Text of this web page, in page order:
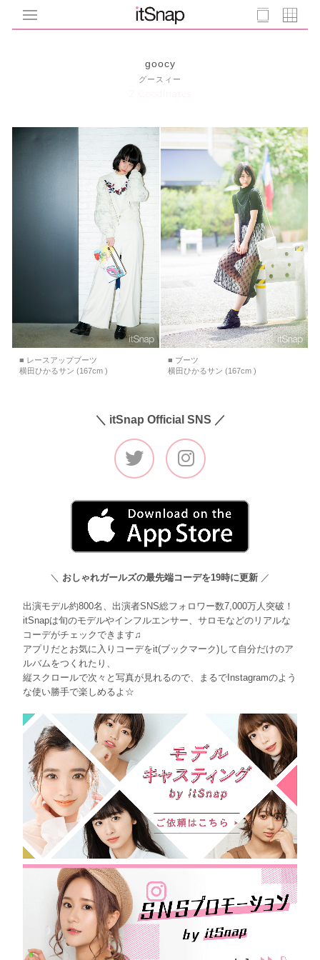
goocy
グースィー
2 Coodinates
■ レースアップブーツ
横田ひかるサン (167cm )
■ ブーツ
横田ひかるサン (167cm )
＼ itSnap Official SNS ／
＼ おしゃれガールズの最先端コーデを19時に更新 ／
出演モデル約800名、出演者SNS総フォロワー数7,000万人突破！
itSnapは旬のモデルやインフルエンサー、サロモなどのリアルな
コーデがチェックできます♫
アプリだとお気に入りコーデをit(ブックマーク)して自分だけのア
ルバムをつくれたり、
縦スクロールで次々と写真が見れるので、まるでInstagramのよう
な使い勝手で楽しめるよ☆